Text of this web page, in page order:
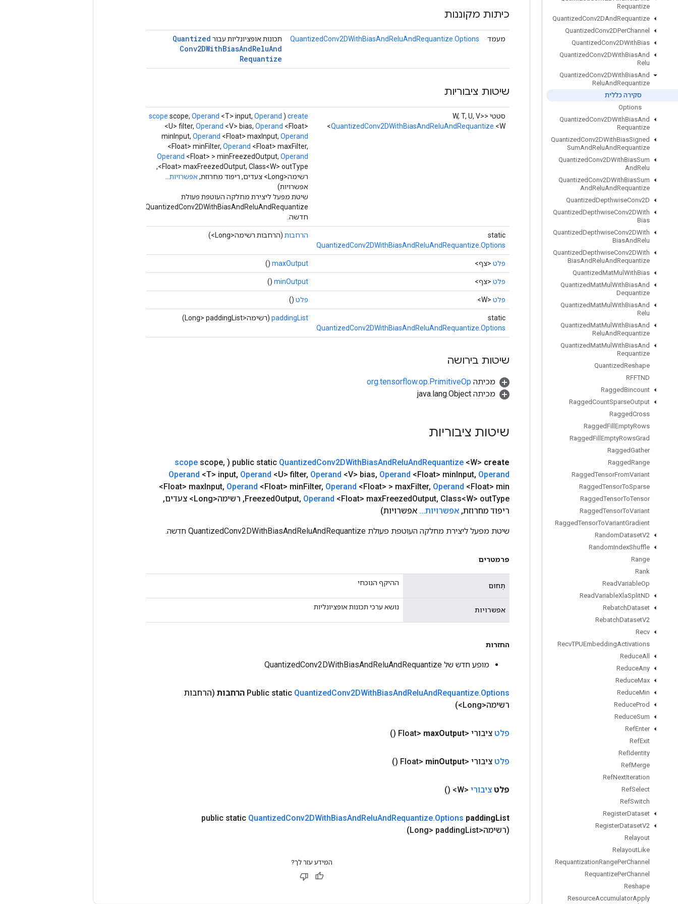
Requantize
QuantizedConv2DAndRequantize
QuantizedConv2DPerChannel
QuantizedConv2DWithBias
QuantizedConv2DWithBiasAnd
Relu
QuantizedConv2DWithBiasAnd
ReluAndRequantize
סקירה כללית
Options
QuantizedConv2DWithBiasAnd
Requantize
QuantizedConv2DWithBiasSigned
SumAndReluAndRequantize
QuantizedConv2DWithBiasSum
AndRelu
QuantizedConv2DWithBiasSum
AndReluAndRequantize
QuantizedDepthwiseConv2D
QuantizedDepthwiseConv2DWith
Bias
QuantizedDepthwiseConv2DWith
BiasAndRelu
QuantizedDepthwiseConv2DWith
BiasAndReluAndRequantize
QuantizedMatMul WithBias
QuantizedMatMul WithBiasAnd
Dequantize
QuantizedMatMul WithBiasAnd
Relu
QuantizedMatMul WithBiasAnd
ReluAndRequantize
QuantizedMatMul WithBiasAnd
Requantize
QuantizedReshape
RFFTND
RaggedBincount
RaggedCountSparseOutput
RaggedCross
RaggedFill EmptyRows
RaggedFill EmptyRowsGrad
RaggedGather
RaggedRange
RaggedTensorFromVariant
RaggedTensorToSparse
RaggedTensorToTensor
RaggedTensorToVariant
RaggedTensorToVariantGradient
RandomDatasetV2
RandomIndexShuffle
Range
Rank
ReadVariableOp
ReadVariableXlaSplitND
RebatchDataset
RebatchDatasetV2
Recv
RecvTPUEmbeddingActivations
ReduceAll
ReduceAny
ReduceMax
ReduceMin
ReduceProd
ReduceSum
RefEnter
RefExit
RefIdentity
RefMerge
RefNextIteration
RefSelect
RefSwitch
RegisterDataset
RegisterDatasetV2
Relayout
RelayoutLike
RequantizationRangePerChannel
RequantizePerChannel
Reshape
ResourceAccumulatorApply
כיתות מקוננות
מעמד QuantizedConv2DWithBiasAndReluAndRequantize.Options תכונות אופציונליות עבור Quantized
Conv2DWithBiasAndReluAnd
Requantize
שיטות ציבוריות
סטטי <W, T, U, V>
QuantizedConv2DWithBiasAndReluAndRequantize <W>
create
(
scope scope, Operand <T> input, Operand
<U> filter, Operand <V> bias, Operand <Float>
minInput, Operand <Float> maxInput, Operand
<Float> minFilter, Operand <Float> maxFilter,
Operand <Float> > minFreezedOutput, Operand
<Float> maxFreezedOutput, Class<W> outType,
רשימה<Long> צעדים, ריפוד מחרוזת,
אפשרויות...
אפשרויות)
שיטת מפעל ליצירת מחלקה העוטפת פעולת
QuantizedConv2DWithBiasAndReluAndRequantize
חדשה.
static
QuantizedConv2DWithBiasAndReluAndRequantize.Options
הרחבות (הרחבות רשימה<Long>)
פלט <צף> maxOutput
()
פלט <צף> minOutput
()
פלט <W> פלט ()
static
QuantizedConv2DWithBiasAndReluAndRequantize.Options
paddingList (רשימה<Long> paddingList)
שיטות בירושה
מכיתה org.tensorflow.op.PrimitiveOp
מכיתה java.lang.Object
שיטות ציבוריות
public static QuantizedConv2DWithBiasAndReluAndRequantize <W> create
(
scope scope,
Operand <T> input, Operand <U> filter, Operand <V> bias, Operand <Float> minInput, Operand
<Float> maxInput, Operand <Float> minFilter, Operand <Float> > maxFilter, Operand <Float> min
FreezedOutput, Operand <Float> maxFreezedOutput, Class<W> outType
, רשימה<Long> צעדים
,
ריפוד מחרוזת, אפשרויות.
.
. אפשרויות)
שיטת מפעל ליצירת מחלקה העוטפת פעולת QuantizedConv2DWithBiasAndReluAndRequantize חדשה.
פרמטרים
תְחוּם ההיקף הנוכחי
אפשרויות נושא ערכי תכונות אופציונליות
החזרות
מופע חדש של QuantizedConv2DWithBiasAndReluAndRequantize
Public static QuantizedConv2DWithBiasAndReluAndRequantize.Options הרחבות (הרחבות
רשימה<Long>)
פלט ציבורי <Float> maxOutput
()
פלט ציבורי <Float> minOutput
()
פלט ציבורי <W>
()
public static QuantizedConv2DWithBiasAndReluAndRequantize.Options paddingList
(רשימה<Long> paddingList)
המידע עזר לך?